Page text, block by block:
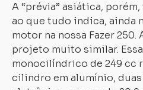
A “prévia” asiática,
ao que tudo indica, ainda
motor na nossa Fazer
projeto muito similar. Essa
monocilíndrico de 249 cc
cilindro em alumínio,